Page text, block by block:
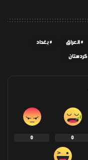
العراق بغداد
0
0